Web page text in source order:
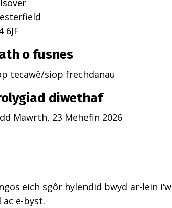
6JF
o fusnes
tecawê/siop frechdanau
diwethaf
Mawrth, 23 Mehefin 2026
eich sgôr hylendid bwyd ar-lein i’w
e-byst.